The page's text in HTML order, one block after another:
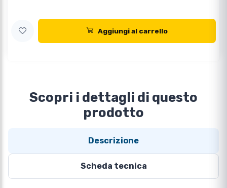
Aggiungi al carrello
Scopri i dettagli di questo
prodotto
Descrizione
Scheda tecnica